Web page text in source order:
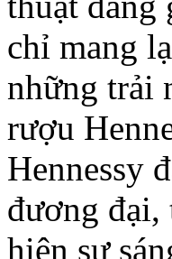
chỉ mang
những trải
rượu
Hennessy
đương đại,
hiện sự